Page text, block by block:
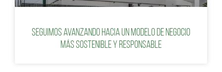
Seguimos avanzando hacia un modelo de negocio
más sostenible y responsable